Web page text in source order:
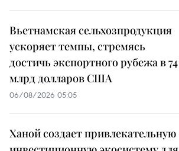
Вьетнамская сельхозпродукция
ускоряет темпы, стремясь
достичь экспортного рубежа в 74
млрд долларов США
06/08/2026 05:05
Ханой создает привлекательную